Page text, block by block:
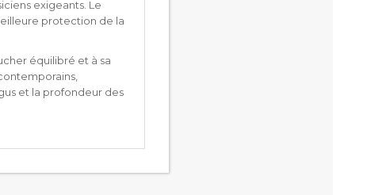
exigeants. Le
protection de la
équilibré et à sa
et la profondeur des